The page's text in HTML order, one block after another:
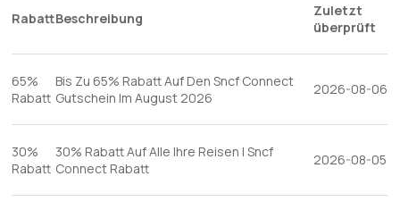
RabattBeschreibung
Zuletzt
überprüft
65%
Rabatt
Bis Zu 65% Rabatt Auf Den Sncf Connect
Gutschein Im August 2026
2026-08-06
30%
Rabatt
30% Rabatt Auf Alle Ihre Reisen | Sncf
Connect Rabatt
2026-08-05